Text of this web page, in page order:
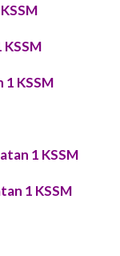
1 KSSM
1 KSSM
1 KSSM